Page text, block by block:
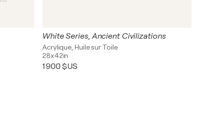
White Series, Ancient Civilizations
Acrylique, Huile sur Toile
28x42in
1 900 $US